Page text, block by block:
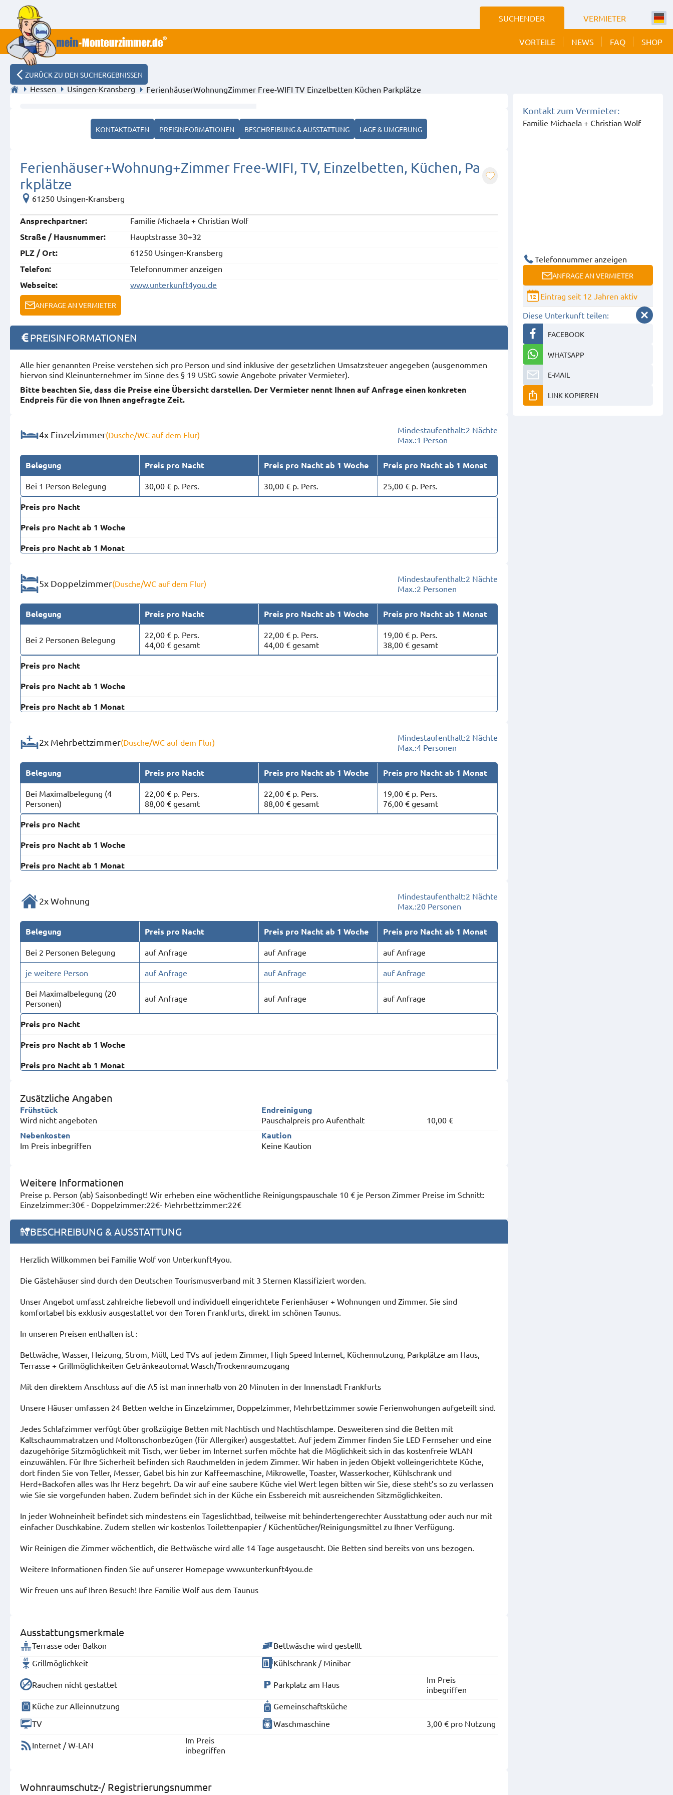
SUCHENDER VERMIETER
VORTEILE NEWS FAQ SHOP
ZURÜCK ZU DEN SUCHERGEBNISSEN
Hessen Usingen-Kransberg
FerienhäuserWohnungZimmer Free-WIFI TV Einzelbetten Küchen Parkplätze
KONTAKTDATEN PREISINFORMATIONEN BESCHREIBUNG & AUSSTATTUNG LAGE & UMGEBUNG
Ferienhäuser+Wohnung+Zimmer Free-WIFI, TV, Einzelbetten, Küchen, Pa
rkplätze
61250 Usingen-Kransberg
Ansprech­partner: Familie Michaela + Christian Wolf
Straße / Hausnummer: Hauptstrasse 30+32
PLZ / Ort: 61250 Usingen-Kransberg
Telefon: Telefonnummer anzeigen
Webseite: www.unterkunft4you.de
ANFRAGE AN VERMIETER
PREISINFORMATIONEN
Alle hier genannten Preise verstehen sich pro Person und sind inklusive der gesetzlichen Umsatzsteuer angegeben (ausgenommen
hiervon sind Kleinunternehmer im Sinne des § 19 UStG sowie Angebote privater Vermieter).
Bitte beachten Sie, dass die Preise eine Übersicht darstellen. Der Vermieter nennt Ihnen auf Anfrage einen konkreten
Endpreis für die von Ihnen angefragte Zeit.
4x Einzelzimmer(Dusche/WC auf dem Flur) Mindestaufenthalt:2 Nächte
Max.:1 Person
Belegung Preis pro Nacht Preis pro Nacht ab 1 Woche Preis pro Nacht ab 1 Monat
Bei 1 Person Belegung 30,00 € p. Pers. 30,00 € p. Pers. 25,00 € p. Pers.
Preis pro Nacht
Preis pro Nacht ab 1 Woche
Preis pro Nacht ab 1 Monat
5x Doppelzimmer(Dusche/WC auf dem Flur) Mindestaufenthalt:2 Nächte
Max.:2 Personen
Belegung Preis pro Nacht Preis pro Nacht ab 1 Woche Preis pro Nacht ab 1 Monat
Bei 2 Personen Belegung
22,00 € p. Pers.
44,00 € gesamt
22,00 € p. Pers.
44,00 € gesamt
19,00 € p. Pers.
38,00 € gesamt
Preis pro Nacht
Preis pro Nacht ab 1 Woche
Preis pro Nacht ab 1 Monat
2x Mehrbettzimmer(Dusche/WC auf dem Flur) Mindestaufenthalt:2 Nächte
Max.:4 Personen
Belegung Preis pro Nacht Preis pro Nacht ab 1 Woche Preis pro Nacht ab 1 Monat
Bei Maximal­belegung (4
Personen)
22,00 € p. Pers.
88,00 € gesamt
22,00 € p. Pers.
88,00 € gesamt
19,00 € p. Pers.
76,00 € gesamt
Preis pro Nacht
Preis pro Nacht ab 1 Woche
Preis pro Nacht ab 1 Monat
2x Wohnung Mindestaufenthalt:2 Nächte
Max.:20 Personen
Belegung Preis pro Nacht Preis pro Nacht ab 1 Woche Preis pro Nacht ab 1 Monat
Bei 2 Personen Belegung auf Anfrage auf Anfrage auf Anfrage
je weitere Person auf Anfrage auf Anfrage auf Anfrage
Bei Maximal­belegung (20
Personen)
auf Anfrage auf Anfrage auf Anfrage
Preis pro Nacht
Preis pro Nacht ab 1 Woche
Preis pro Nacht ab 1 Monat
Zusätzliche Angaben
Frühstück
Wird nicht angeboten
Endreinigung
Pauschalpreis pro Aufenthalt 10,00 €
Nebenkosten
Im Preis inbegriffen
Kaution
Keine Kaution
Weitere Informationen
Preise p. Person (ab) Saisonbedingt! Wir erheben eine wöchentliche Reinigungspauschale 10 € je Person Zimmer Preise im Schnitt:
Einzelzimmer:30€ - Doppelzimmer:22€- Mehrbettzimmer:22€
BESCHREIBUNG & AUSSTATTUNG
Herzlich Willkommen bei Familie Wolf von Unterkunft4you.
Die Gästehäuser sind durch den Deutschen Tourismusverband mit 3 Sternen Klassifiziert worden.
Unser Angebot umfasst zahlreiche liebevoll und individuell eingerichtete Ferienhäuser + Wohnungen und Zimmer. Sie sind
komfortabel bis exklusiv ausgestattet vor den Toren Frankfurts, direkt im schönen Taunus.
In unseren Preisen enthalten ist :
Bettwäche, Wasser, Heizung, Strom, Müll, Led TVs auf jedem Zimmer, High Speed Internet, Küchennutzung, Parkplätze am Haus,
Terrasse + Grillmöglichkeiten Getränkeautomat Wasch/Trockenraumzugang
Mit den direktem Anschluss auf die A5 ist man innerhalb von 20 Minuten in der Innenstadt Frankfurts
Unsere Häuser umfassen 24 Betten welche in Einzelzimmer, Doppelzimmer, Mehrbettzimmer sowie Ferienwohungen aufgeteilt sind.
Jedes Schlafzimmer verfügt über großzügige Betten mit Nachtisch und Nachtischlampe. Desweiteren sind die Betten mit
Kaltschaummatratzen und Moltonschonbezügen (für Allergiker) ausgestattet. Auf jedem Zimmer finden Sie LED Fernseher und eine
dazugehörige Sitzmöglichkeit mit Tisch, wer lieber im Internet surfen möchte hat die Möglichkeit sich in das kostenfreie WLAN
einzuwählen. Für Ihre Sicherheit befinden sich Rauchmelden in jedem Zimmer. Wir haben in jeden Objekt volleingerichtete Küche,
dort finden Sie von Teller, Messer, Gabel bis hin zur Kaffeemaschine, Mikrowelle, Toaster, Wasserkocher, Kühlschrank und
Herd+Backofen alles was Ihr Herz begehrt. Da wir auf eine saubere Küche viel Wert legen bitten wir Sie, diese steht’s so zu verlassen
wie Sie sie vorgefunden haben. Zudem befindet sich in der Küche ein Essbereich mit ausreichenden Sitzmöglichkeiten.
In jeder Wohneinheit befindet sich mindestens ein Tageslichtbad, teilweise mit behindertengerechter Ausstattung oder auch nur mit
einfacher Duschkabine. Zudem stellen wir kostenlos Toilettenpapier / Küchentücher/Reinigungsmittel zu Ihner Verfügung.
Wir Reinigen die Zimmer wöchentlich, die Bettwäsche wird alle 14 Tage ausgetauscht. Die Betten sind bereits von uns bezogen.
Weitere Informationen finden Sie auf unserer Homepage www.unterkunft4you.de
Wir freuen uns auf Ihren Besuch! Ihre Familie Wolf aus dem Taunus
Ausstattungsmerkmale
Terrasse oder Balkon
Bettwäsche wird gestellt
Grillmöglichkeit
Kühlschrank / Minibar
Rauchen nicht gestattet Parkplatz am Haus
Im Preis
inbegriffen
Küche zur Alleinnutzung
Gemeinschaftsküche
TV
Waschmaschine 3,00 € pro Nutzung
Internet / W-LAN
Im Preis
inbegriffen
Wohnraumschutz-/ Registrierungsnummer
Kontakt zum Vermieter:
Familie Michaela + Christian Wolf
Telefonnummer anzeigen
ANFRAGE AN VERMIETER
12
Eintrag seit 12 Jahren aktiv
Diese Unterkunft teilen:
FACEBOOK
WHATSAPP
E-MAIL
LINK KOPIEREN